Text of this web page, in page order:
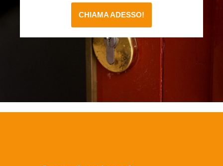
CHIAMA ADESSO!